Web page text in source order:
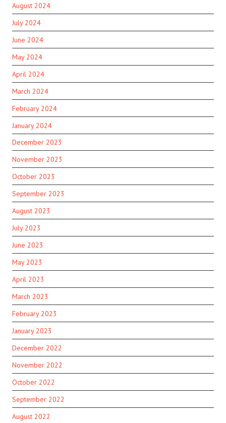
August 2024
July 2024
June 2024
May 2024
April 2024
March 2024
February 2024
January 2024
December 2023
November 2023
October 2023
September 2023
August 2023
July 2023
June 2023
May 2023
April 2023
March 2023
February 2023
January 2023
December 2022
November 2022
October 2022
September 2022
August 2022